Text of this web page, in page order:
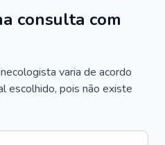
consulta com
varia de acordo
escolhido, pois não existe